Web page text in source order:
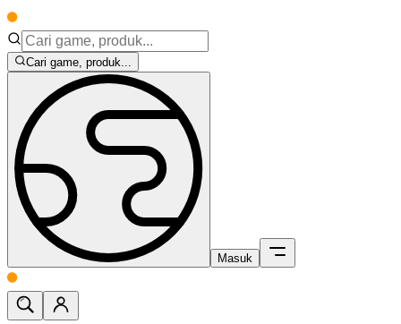
Cari game, produk...
Masuk